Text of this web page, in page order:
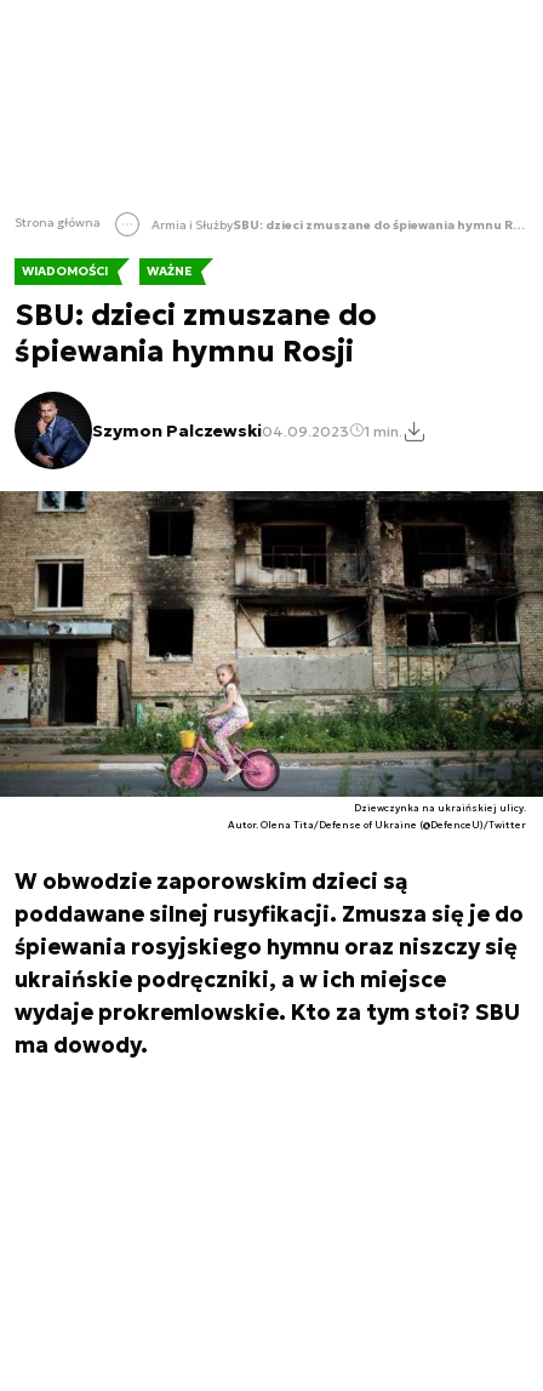
Strona główna Armia i Służby SBU: dzieci zmuszane do śpiewania hymnu Rosji
WIADOMOŚCI WAŻNE
SBU: dzieci zmuszane do
śpiewania hymnu Rosji
Szymon Palczewski04.09.2023 1 min.
Dziewczynka na ukraińskiej ulicy.
Autor. Olena Tita/Defense of Ukraine (@DefenceU)/Twitter
W obwodzie zaporowskim dzieci są
poddawane silnej rusyfikacji. Zmusza się je do
śpiewania rosyjskiego hymnu oraz niszczy się
ukraińskie podręczniki, a w ich miejsce
wydaje prokremlowskie. Kto za tym stoi? SBU
ma dowody.